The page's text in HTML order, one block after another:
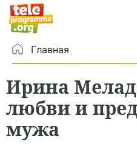
Главная
Ирина
любви и
мужа